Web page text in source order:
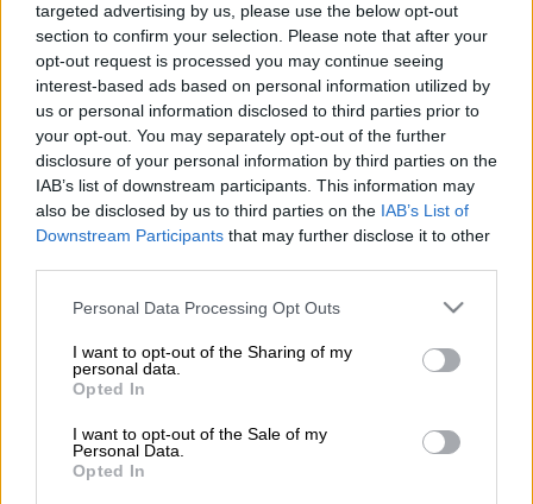
targeted advertising by us, please use the below opt-out
section to confirm your selection. Please note that after your
opt-out request is processed you may continue seeing
interest-based ads based on personal information utilized by
us or personal information disclosed to third parties prior to
your opt-out. You may separately opt-out of the further
disclosure of your personal information by third parties on the
IAB’s list of downstream participants. This information may
also be disclosed by us to third parties on the IAB’s List of
Downstream Participants that may further disclose it to other
Please note that this website/app uses one or more Google
not limited to your visit or usage behaviour. You may click to
grant or deny consent to Google and its third-party tags to
use your data for below specified purposes in below Google
consent section.
Personal Data Processing Opt Outs
I want to opt-out of the Sharing of my
personal data.
Opted In
I want to opt-out of the Sale of my
Personal Data.
Opted In
Copyright: Pixabay
Προσθέστε το ΕΘΝΟΣ στη Google
Χιλιάδες άνθρωποι που στη διάρκεια των
χρόνων έχασαν κάποιον αγαπημένο ή
αγαπημένη, κάποιον φίλο/φίλη ή συγγενή, και
προσπαθούν να τον/την
περιφερόταν μέσω του Street View των
χαρτών της Google κοντά στη φάρμα του
παππού της, προσπαθώντας να ανασύρει στη
μνήμη της εικόνες από το παρελθόν, όταν
ξαφνικά